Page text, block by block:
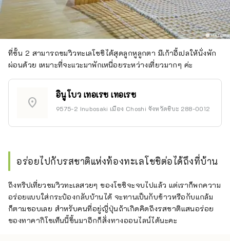
ที่ชั้น 2 สามารถชมวิวทะเลโชชิได้สุดลูกหูลูกตา มีเก้าอี้เปลให้นั่งพัก
ผ่อนด้วย เหมาะที่จะแวะมาพักเหนื่อยระหว่างเที่ยวมากๆ ค่ะ
location_on
อินูโบว เทอเรซ เทอเรซ
9575-2 Inubosaki เมือง Choshi จังหวัดชิบะ 288-0012
อร่อยไปกับรสชาติแห่งท้องทะเลโชชิต่อได้ถึงที่บ้าน
ถึงทริปเที่ยวชมวิวทะเลสวยๆ ของโชชิจะจบไปแล้ว แต่เราก็พกความ
อร่อยแบบใส่กระป๋องกลับบ้านได้ จะทานเป็นกับข้าวหรือกับแกล้ม
ก็ตามชอบเลย สำหรับคนที่อยู่ญี่ปุ่นถ้าเกิดคิดถึงรสชาติแสนอร่อย
ของทาคากิโชเท็นนี้ขึ้นมาอีกก็สั่งทางออนไลน์ได้นะคะ